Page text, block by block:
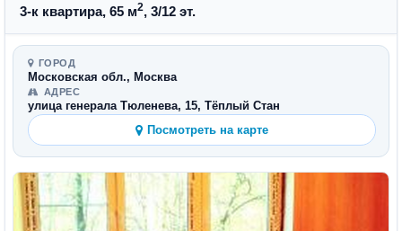
3-к квартира, 65 м2, 3/12 эт.
ГОРОД
Московская обл., Москва
АДРЕС
улица генерала Тюленева, 15, Тёплый Стан
Посмотреть на карте